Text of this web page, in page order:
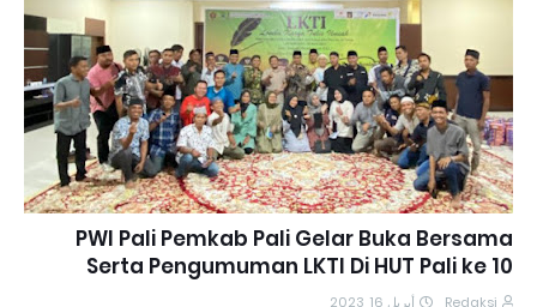
PWI Pali Pemkab Pali Gelar Buka Bersama
Serta Pengumuman LKTI Di HUT Pali ke 10
Redaksi أبريل 16, 2023